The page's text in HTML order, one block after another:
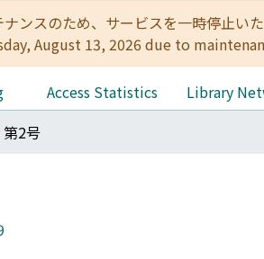
ナンスのため、サービスを一時停止
August 13, 2026 due to
Access Statistics
Library
2号